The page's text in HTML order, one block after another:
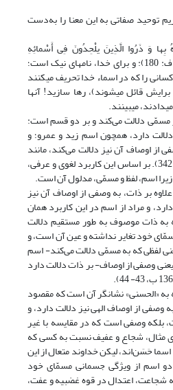
توحید صفاتی به این معنا را به‌دست
بِها وَ ذَرُوا الَّذِینَ یلْحِدُونَ فِی أَسْمائِهِ
سَیجْزَوْنَ ما کانُوا یعْمَلُون‏ (أعراف: 180): و براى خدا، نامهاى نیک است؛
کسانى را که در اسماء خدا تحریف مى‏کنند
قائل مى‏شوند)، رها سازید! آنها
مى‏بینند.
دلالت می‌کند و بر دو قسم است:
دارد، همچون اسم زید و عمرو؛ و
از اوصاف آن نیز دلالت می‌کند، مانند
اسم عالم (طباطبایی، 1390، 8: 342). بر اساس این کاربرد لغوی و عرفی،
اسم، لفظ و مسمّی، مدلول آن است.
بر ذات، به وصفی از اوصاف آن نیز
و مراد از اسم در این کاربرد همان
ذات موصوف به طور مستقیم دلالت
خود تغایر نداشته و عین آن است، و
لفظی که به مسمّی دلالت می‌کند- اسم
وصفی از اوصاف- بر ذات دلالت دارد
به «الحسنی» نشانگر آن است که مقصود
از اوصاف الهی نیز دلالت دارد، و
بلکه وصفی است که در مقایسه با غیر
مثال، شجاع و عفیف نسبت به کسی که
حَسَن‌اند، لیکن خداوند متعال از این
اسم از ویژگی جسمانی مسمّای خود
شجاعت، اعتدال در قوه غضبیه و عفت،